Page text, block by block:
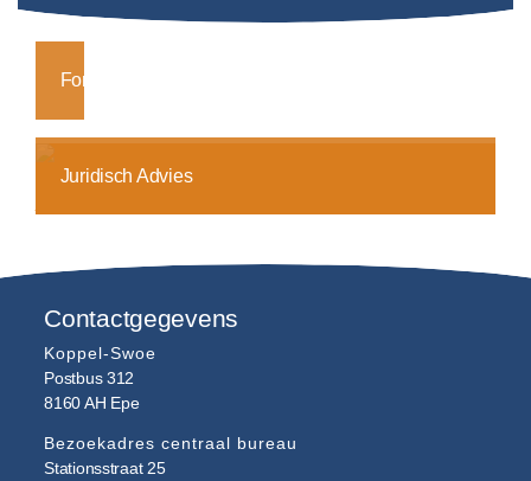
Formulierenteam
Juridisch Advies
Contactgegevens
Koppel-Swoe
Postbus 312
8160 AH Epe
Bezoekadres centraal bureau
Stationsstraat 25